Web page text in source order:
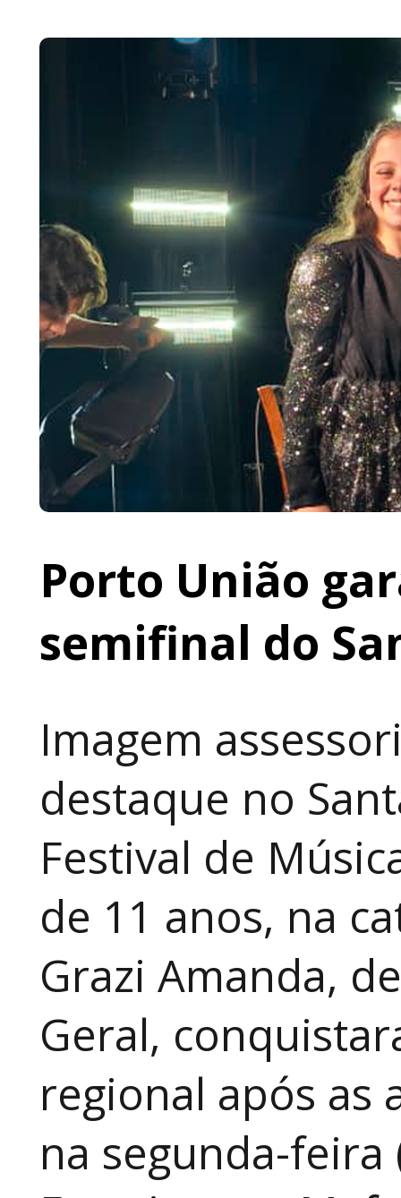
Porto União
semifinal do
Imagem
destaque no
Festival de
de 11 anos, na
Grazi Amanda,
Geral,
regional após as
na segunda-feira